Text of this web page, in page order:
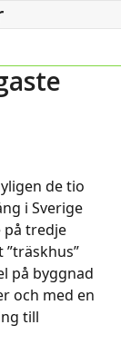
de tio
i Sverige
på tredje
på byggnad
och med en
till